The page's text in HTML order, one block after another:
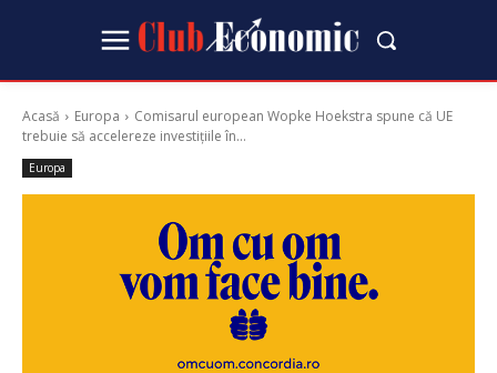
Acasă Europa
Comisarul european Wopke Hoekstra spune că UE
trebuie să accelereze investițiile în...
Europa